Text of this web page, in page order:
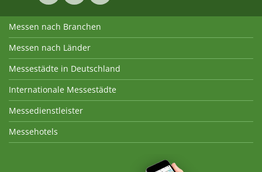
Messen nach Branchen
Messen nach Länder
Messestädte in Deutschland
Internationale Messestädte
Messedienstleister
Messehotels